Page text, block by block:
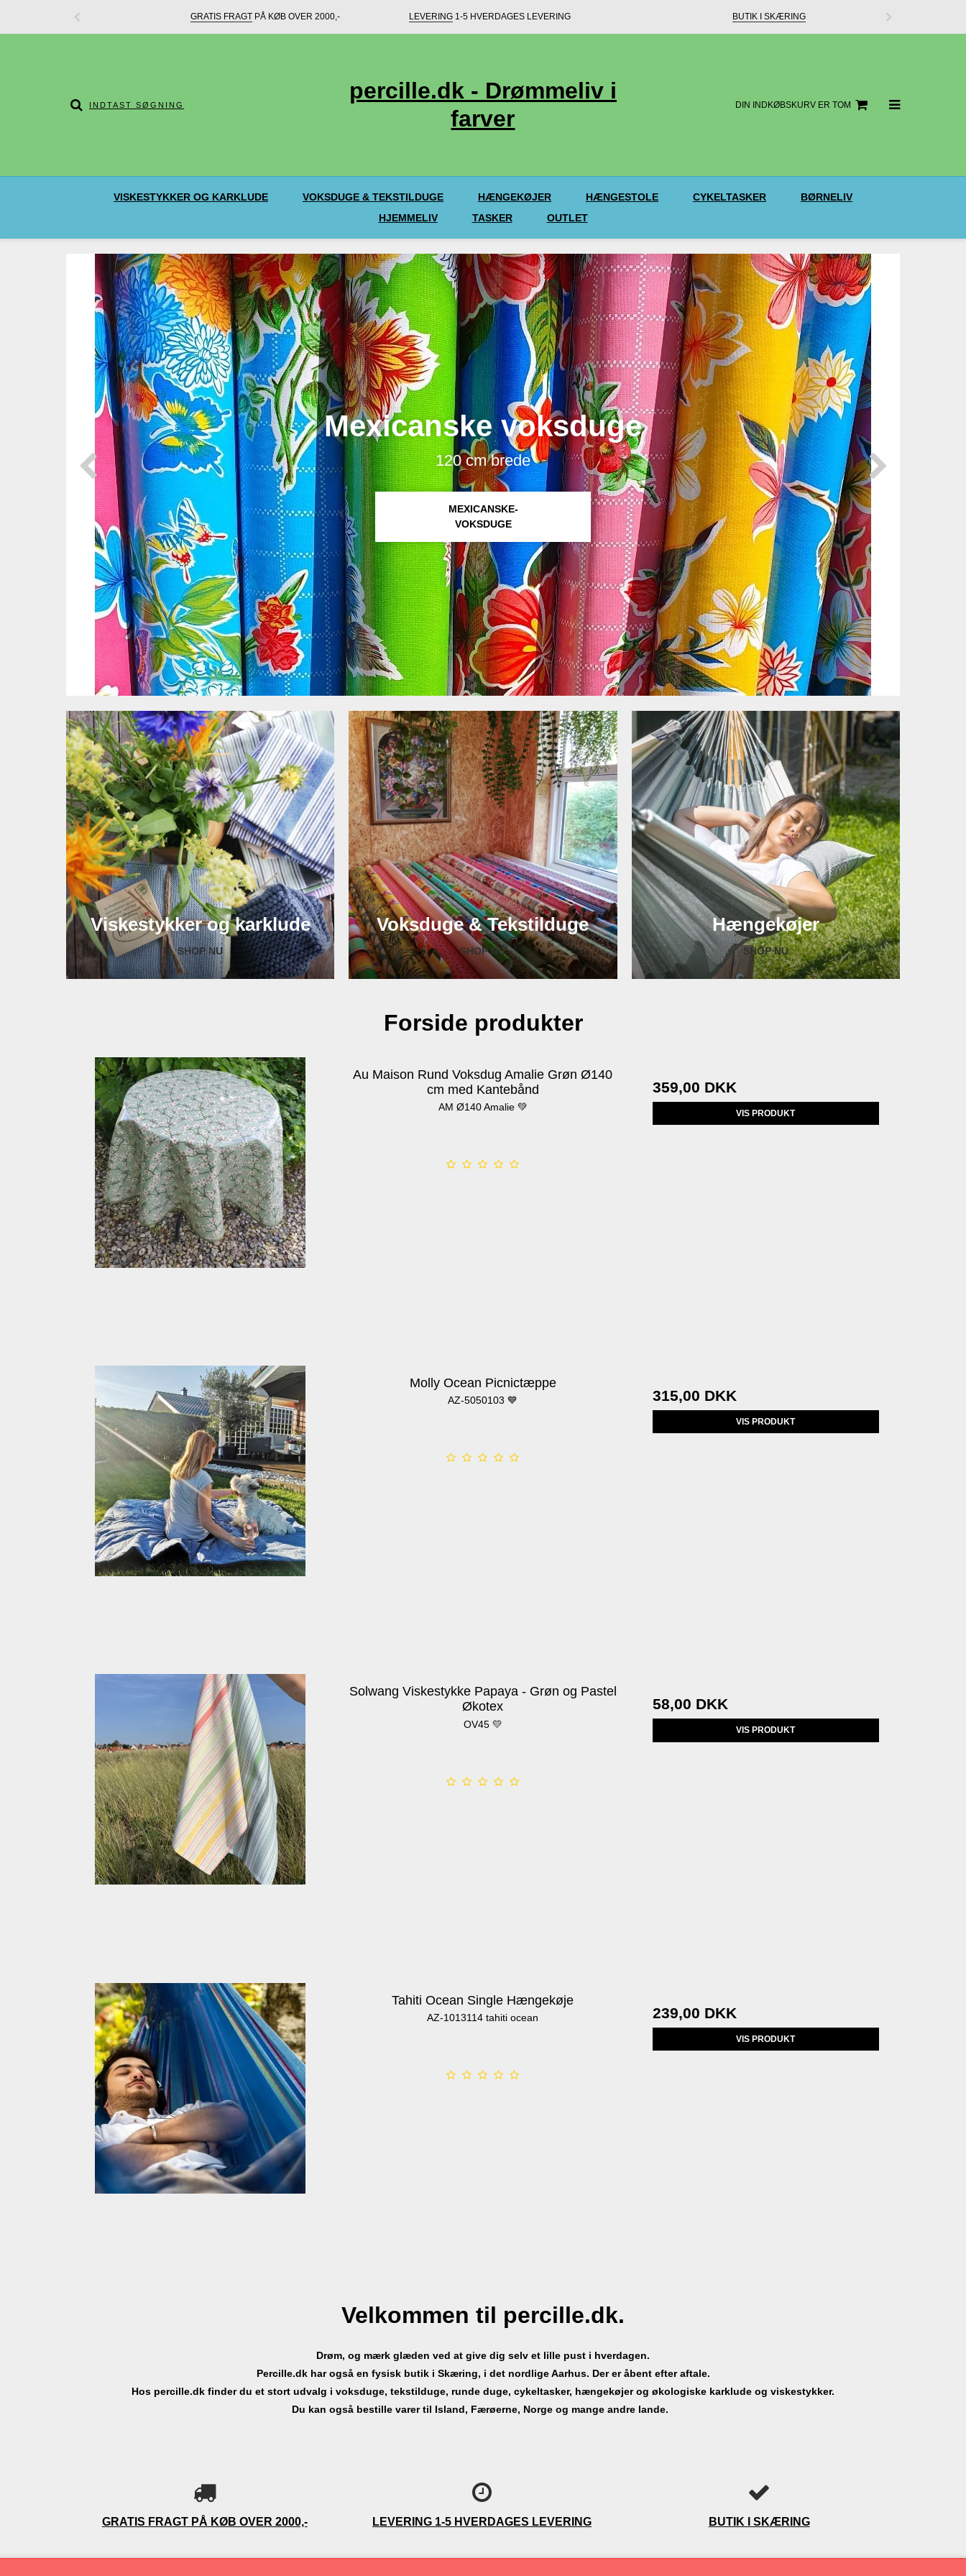
GRATIS FRAGTPÅ KØB OVER 2000,- LEVERING 1-5 HVERDAGES LEVERING BUTIK I SKÆRING
percille.dk - Drømmeliv i
farver
DIN INDKØBSKURV ER TOM
VISKESTYKKER OG KARKLUDE VOKSDUGE & TEKSTILDUGE HÆNGEKØJER HÆNGESTOLE CYKELTASKER
BØRNELIV
HJEMMELIV
TASKER OUTLET
Mexicanske voksduge
120 cm brede
MEXICANSKE-
VOKSDUGE
Viskestykker og karklude
SHOP NU
Voksduge & Tekstilduge
SHOP NU
Hængekøjer
SHOP NU
Forside produkter
Au Maison Rund Voksdug Amalie Grøn Ø140
cm med Kantebånd
AM Ø140 Amalie 💚
359,00 DKK
VIS PRODUKT
Molly Ocean Picnictæppe
AZ-5050103 💙 315,00 DKK
VIS PRODUKT
Solwang Viskestykke Papaya - Grøn og Pastel
Økotex
OV45 💛
58,00 DKK
VIS PRODUKT
Tahiti Ocean Single Hængekøje
AZ-1013114 tahiti ocean 239,00 DKK
VIS PRODUKT
Velkommen til percille.dk.
Drøm, og mærk glæden ved at give dig selv et lille pust i hverdagen.
Percille.dk har også en fysisk butik i Skæring, i det nordlige Aarhus. Der er åbent efter aftale.
Hos percille.dk finder du et stort udvalg i voksduge, tekstilduge, runde duge, cykeltasker, hængekøjer og økologiske karklude og viskestykker.
Du kan også bestille varer til Island, Færøerne, Norge og mange andre lande.
GRATIS FRAGTPÅ KØB OVER 2000,- LEVERING 1-5 HVERDAGES LEVERING BUTIK I SKÆRING